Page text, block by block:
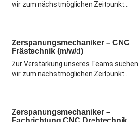
wir zum nächstmöglichen Zeitpunkt…
Zerspanungsmechaniker – CNC
Frästechnik (m/w/d)
Zur Verstärkung unseres Teams suchen
wir zum nächstmöglichen Zeitpunkt…
Zerspanungsmechaniker –
Fachrichtung CNC Drehtechnik